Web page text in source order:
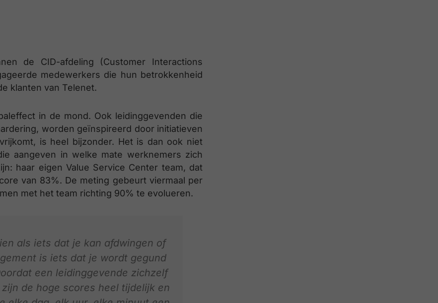
de CID-afdeling (Customer Interactions
medewerkers die hun betrokkenheid
klanten van Telenet.
in de mond. Ook leidinggevenden die
worden geïnspireerd door initiatieven
is heel bijzonder. Het is dan ook niet
aangeven in welke mate werknemers zich
haar eigen Value Service Center team, dat
van 83%. De meting gebeurt viermaal per
met het team richting 90% te evolueren.
als iets dat je kan afdwingen of
is iets dat je wordt gegund
een leidinggevende zichzelf
de hoge scores heel tijdelijk en